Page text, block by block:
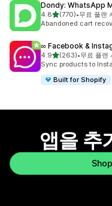
Dondy: WhatsApp
4.8별 5개 중
(770)
총 리뷰 770개
•무료 플랜
Abandoned cart
∞ Facebook &
4.9별 5개 중
(263)
총 리뷰 263개
•무료 플랜
Sync products to
Built for Shopify
앱을 추